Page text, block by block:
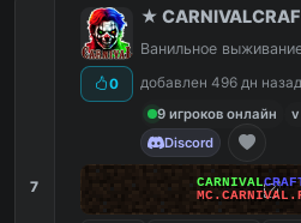
7
0
★
Ванильное
добавлен 496 дн назад
9 игроков онлайн
v
Discord
CARNIVAL